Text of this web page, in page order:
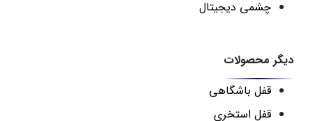
چشمی دیجیتال
دیگر محصولات
قفل باشگاهی
قفل استخری